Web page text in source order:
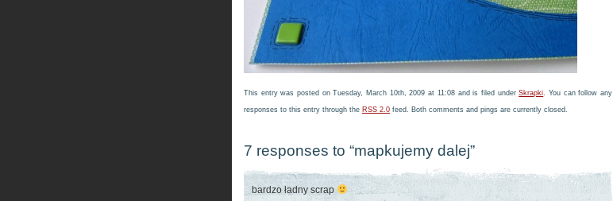
This entry was posted on Tuesday, March 10th, 2009 at 11:08 and is filed underSkrapki. You can follow any
responses to this entry through the RSS 2.0 feed. Both comments and pings are currently closed.
7 responses to “mapkujemy dalej”
bardzo ładny scrap